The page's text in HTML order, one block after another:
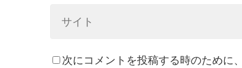
次にコメントを投稿する時のために